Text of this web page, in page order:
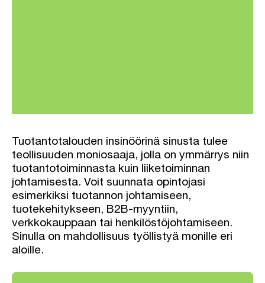
Tuotantotalouden insinöörinä sinusta tulee
teollisuuden moniosaaja, jolla on ymmärrys niin
tuotantotoiminnasta kuin liiketoiminnan
johtamisesta. Voit suunnata opintojasi
esimerkiksi tuotannon johtamiseen,
tuotekehitykseen, B2B-myyntiin,
verkkokauppaan tai henkilöstöjohtamiseen.
Sinulla on mahdollisuus työllistyä monille eri
aloille.